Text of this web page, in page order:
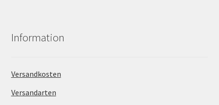
Information
Versandkosten
Versandarten